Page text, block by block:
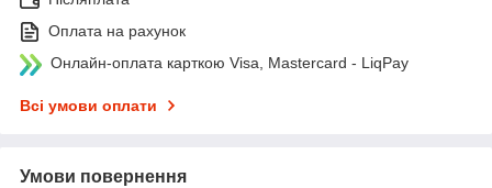
Оплата на рахунок
Онлайн-оплата карткою Visa, Mastercard - LiqPay
Всі умови оплати
Умови повернення